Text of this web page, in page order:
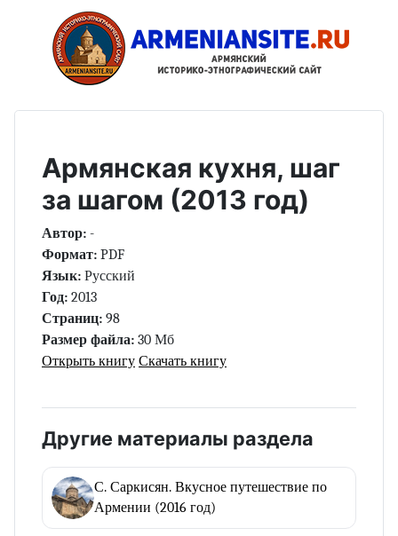
Армянская кухня, шаг
за шагом (2013 год)
Автор: -
Формат: PDF
Язык: Русский
Год: 2013
Страниц: 98
Размер файла: 30 Мб
Открыть книгу Скачать книгу
Другие материалы раздела
С. Саркисян. Вкусное путешествие по
Армении (2016 год)